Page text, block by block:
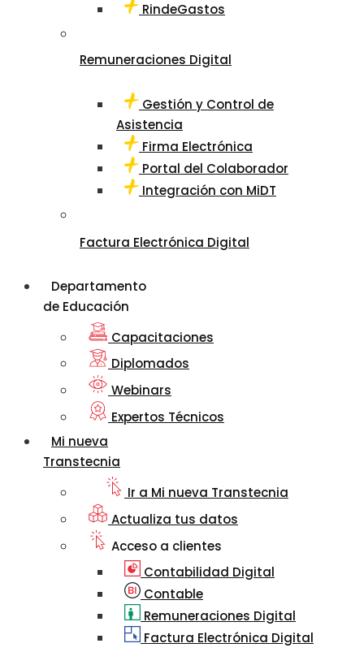
RindeGastos
Remuneraciones Digital
Gestión y Control de
Asistencia
Firma Electrónica
Portal del Colaborador
Integración con MiDT
Factura Electrónica Digital
Departamento
de Educación
Capacitaciones
Diplomados
Webinars
Expertos Técnicos
Mi nueva
Transtecnia
Ir a Mi nueva Transtecnia
Actualiza tus datos
Acceso a clientes
Contabilidad Digital
Contable
Remuneraciones Digital
Factura Electrónica Digital